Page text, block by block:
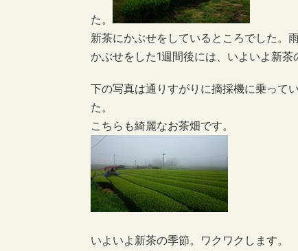
た。
新茶にかぶせをしているところでした。
かぶせをした1週間後には、いよいよ新
下の写真は通りすがりに摘採機に乗って
た。
こちらも綺麗なお茶畑です。
いよいよ新茶の季節。ワクワクします。